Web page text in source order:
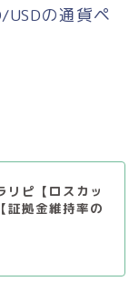
USDの通貨ペ
リピ【ロスカッ
証拠金維持率の